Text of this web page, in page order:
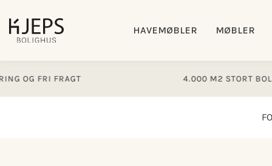
indhold
HAVEMØBLER MØBLER
FRI FRAGT 4.000 M2 STORT